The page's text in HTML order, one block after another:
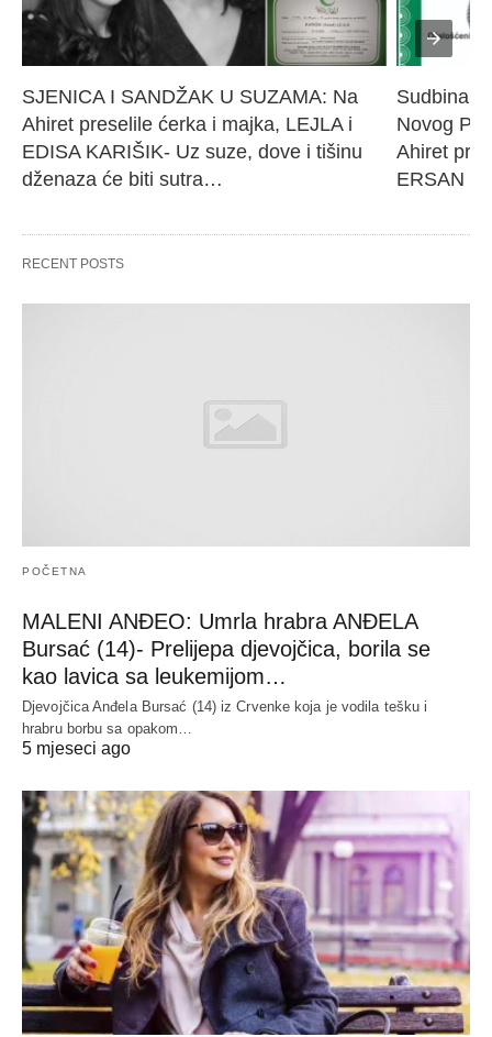
SJENICA I SANDŽAK U SUZAMA: Na
Ahiret preselile ćerka i majka, LEJLA i
EDISA KARIŠIK- Uz suze, dove i tišinu
dženaza će biti sutra…
Sudbina
Novog
Ahiret
ERSAN
RECENT POSTS
POČETNA
MALENI ANĐEO: Umrla hrabra ANĐELA
Bursać (14)- Prelijepa djevojčica, borila se
kao lavica sa leukemijom…
Djevojčica Anđela Bursać (14) iz Crvenke koja je vodila tešku i
hrabru borbu sa opakom…
5 mjeseci ago